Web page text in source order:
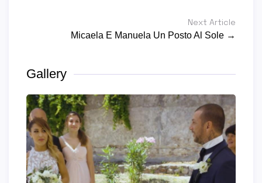
Next Article
Micaela E Manuela Un Posto Al Sole →
Gallery